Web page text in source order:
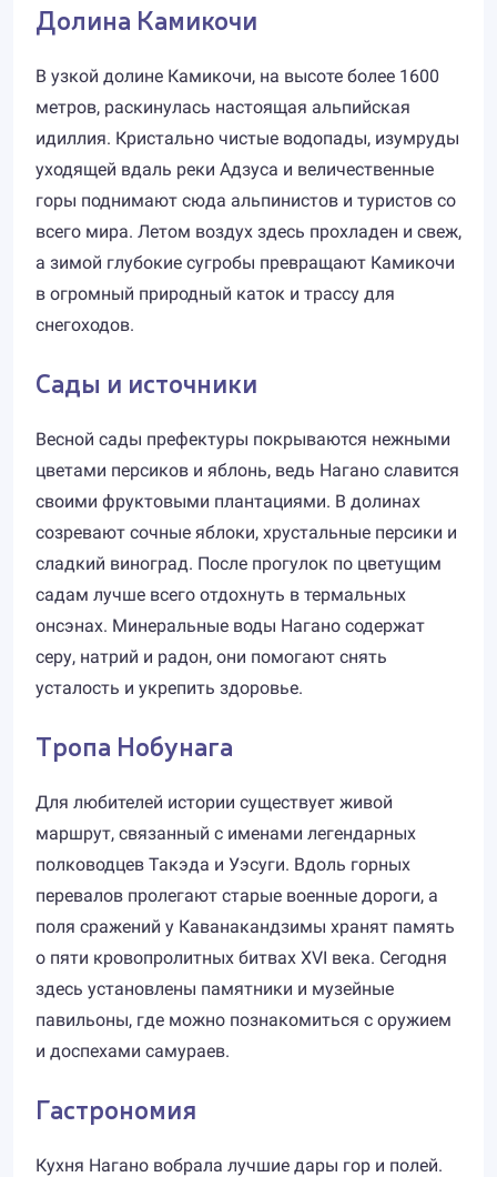
Долина Камикочи
В узкой долине Камикочи, на высоте более 1600
метров, раскинулась настоящая альпийская
идиллия. Кристально чистые водопады, изумруды
уходящей вдаль реки Адзуса и величественные
горы поднимают сюда альпинистов и туристов со
всего мира. Летом воздух здесь прохладен и свеж,
а зимой глубокие сугробы превращают Камикочи
в огромный природный каток и трассу для
снегоходов.
Сады и источники
Весной сады префектуры покрываются нежными
цветами персиков и яблонь, ведь Нагано славится
своими фруктовыми плантациями. В долинах
созревают сочные яблоки, хрустальные персики и
сладкий виноград. После прогулок по цветущим
садам лучше всего отдохнуть в термальных
онсэнах. Минеральные воды Нагано содержат
серу, натрий и радон, они помогают снять
усталость и укрепить здоровье.
Тропа Нобунага
Для любителей истории существует живой
маршрут, связанный с именами легендарных
полководцев Такэда и Уэсуги. Вдоль горных
перевалов пролегают старые военные дороги, а
поля сражений у Каванакандзимы хранят память
о пяти кровопролитных битвах XVI века. Сегодня
здесь установлены памятники и музейные
павильоны, где можно познакомиться с оружием
и доспехами самураев.
Гастрономия
Кухня Нагано вобрала лучшие дары гор и полей.